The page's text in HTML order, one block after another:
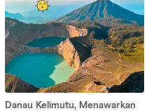
Danau Kelimutu, Menawarkan